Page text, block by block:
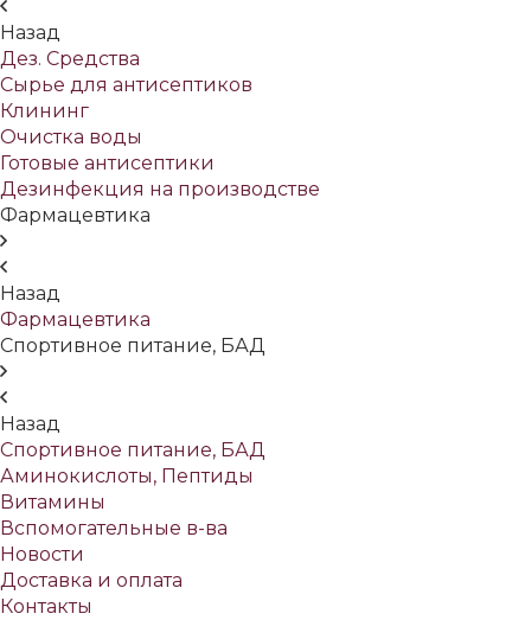
Назад
Дез. Средства
Сырье для антисептиков
Клининг
Очистка воды
Готовые антисептики
Дезинфекция на производстве
Фармацевтика
Назад
Фармацевтика
Спортивное питание, БАД
Назад
Спортивное питание, БАД
Аминокислоты, Пептиды
Витамины
Вспомогательные в-ва
Новости
Доставка и оплата
Контакты